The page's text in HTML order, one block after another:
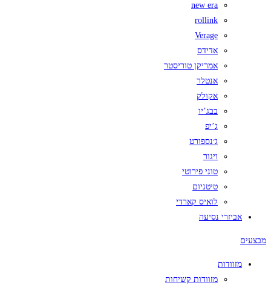
new era
rollink
Verage
אדידס
אמריקן טוריסטר
אנטלר
אקולק
בבג’יו
ג’יפ
ג׳נספורט
ויגור
טוני פירוטי
טיטניום
לואיס קארדי
אביזרי נסיעה
מבצעים
מזוודות
מזוודות קשיחות